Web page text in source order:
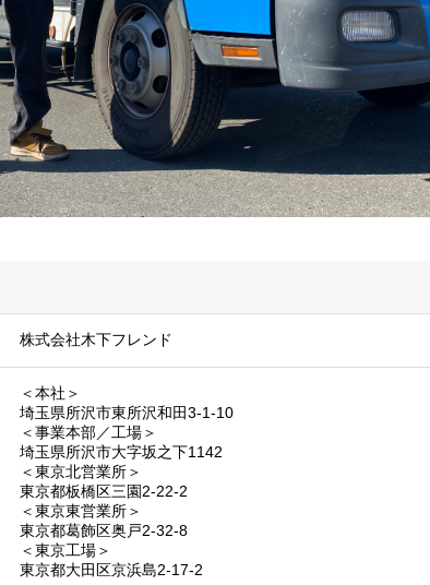
株式会社木下フレンド
＜本社＞
埼玉県所沢市東所沢和田3-1-10
＜事業本部／工場＞
埼玉県所沢市大字坂之下1142
＜東京北営業所＞
東京都板橋区三園2-22-2
＜東京東営業所＞
東京都葛飾区奥戸2-32-8
＜東京工場＞
東京都大田区京浜島2-17-2